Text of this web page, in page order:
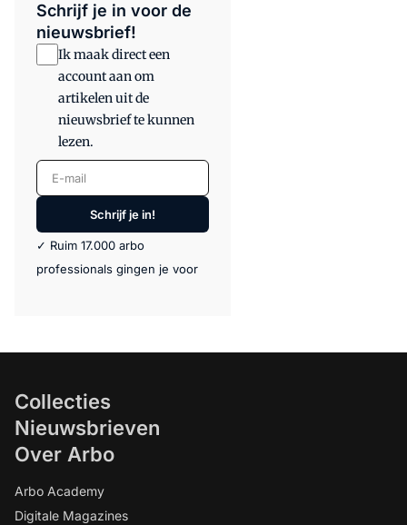
Schrijf je in voor de
nieuwsbrief!
Ik maak direct een
account aan om
artikelen uit de
nieuwsbrief te kunnen
lezen.
E-mail
Schrijf je in!
✓ Ruim 17.000 arbo
professionals gingen je voor
Collecties
Nieuwsbrieven
Over Arbo
Arbo Academy
Digitale Magazines